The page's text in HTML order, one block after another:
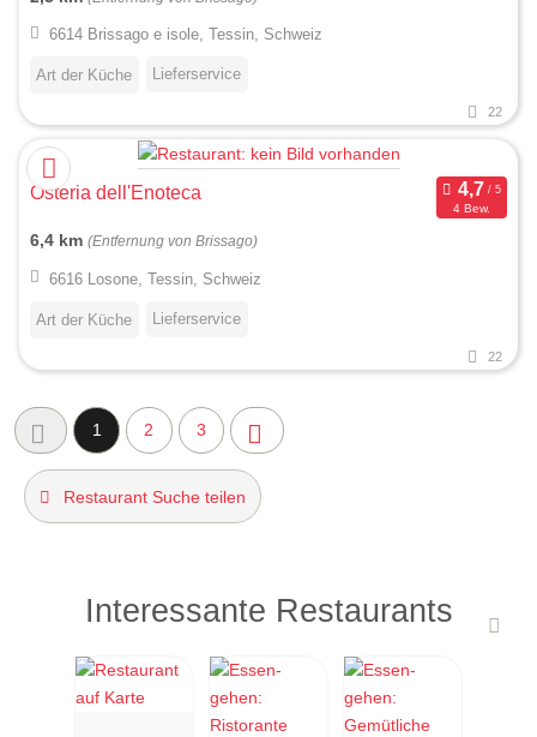
6614 Brissago e isole, Tessin, Schweiz
Art der Küche Lieferservice
22
Osteria dell'Enoteca
4 Bew.
6,4 km (Entfernung von Brissago)
6616 Losone, Tessin, Schweiz
Art der Küche Lieferservice
22
1 2 3
Restaurant Suche teilen
Interessante Restaurants